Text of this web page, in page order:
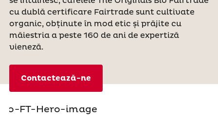
cu dublă certificare Fairtrade sunt cultivate
organic, obținute în mod etic și prăjite cu
măiestria a peste 160 de ani de expertiză
vieneză.
Contactează-ne